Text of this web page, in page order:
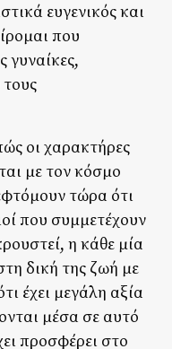
ευγενικός και
που
γυναίκες,
οι χαρακτήρες
με τον κόσμο
τώρα ότι
που συμμετέχουν
η κάθε μία
δική της ζωή με
έχει μεγάλη αξία
μέσα σε αυτό
προσφέρει στο